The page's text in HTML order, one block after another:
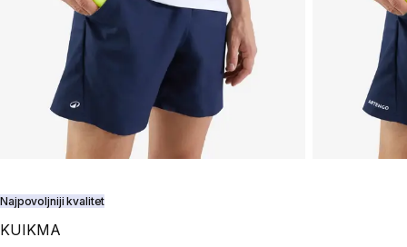
Najpovoljniji kvalitet
KUIKMA